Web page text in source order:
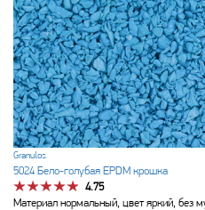
Granulos
5024 Бело-голубая EPDM крошка
4.75
Материал нормальный, цвет яркий, без